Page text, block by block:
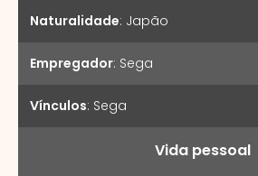
Naturalidade: Japão
Empregador: Sega
Vínculos: Sega
Vida pessoal